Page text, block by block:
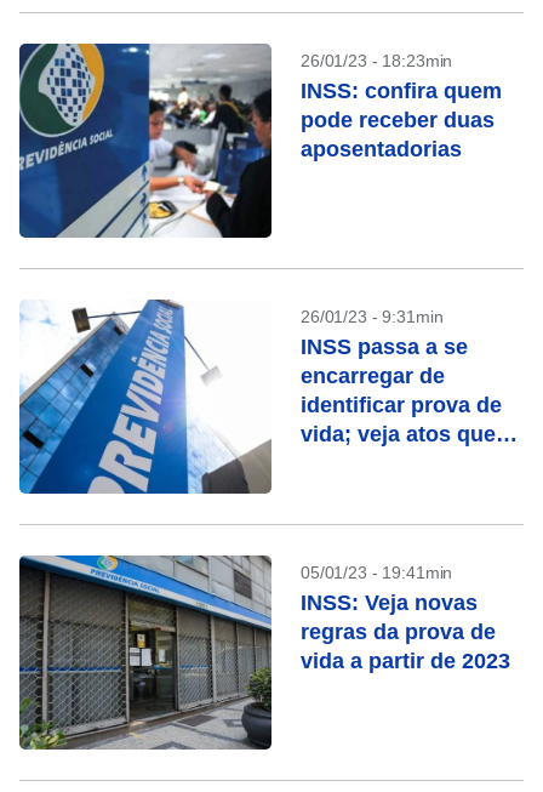
26/01/23 - 18:23min
INSS: confira quem
pode receber duas
aposentadorias
26/01/23 - 9:31min
INSS passa a se
encarregar de
identificar prova de
vida; veja atos que
05/01/23 - 19:41min
INSS: Veja novas
regras da prova de
vida a partir de 2023